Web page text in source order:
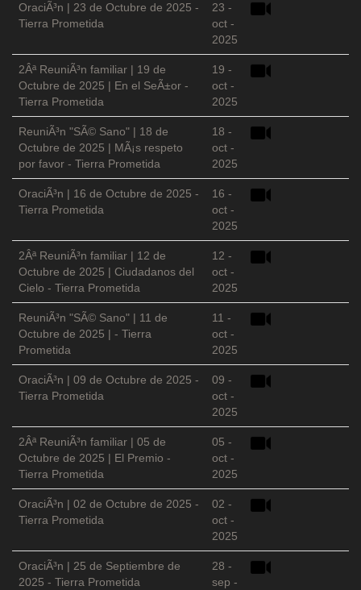
OraciÃ³n | 23 de Octubre de 2025 -
Tierra Prometida
23 -
oct -
2025
2Âª ReuniÃ³n familiar | 19 de
Octubre de 2025 | En el SeÃ±or -
Tierra Prometida
19 -
oct -
2025
ReuniÃ³n "SÃ© Sano" | 18 de
Octubre de 2025 | MÃ¡s respeto
por favor - Tierra Prometida
18 -
oct -
2025
OraciÃ³n | 16 de Octubre de 2025 -
Tierra Prometida
16 -
oct -
2025
2Âª ReuniÃ³n familiar | 12 de
Octubre de 2025 | Ciudadanos del
Cielo - Tierra Prometida
12 -
oct -
2025
ReuniÃ³n "SÃ© Sano" | 11 de
Octubre de 2025 | - Tierra
Prometida
11 -
oct -
2025
OraciÃ³n | 09 de Octubre de 2025 -
Tierra Prometida
09 -
oct -
2025
2Âª ReuniÃ³n familiar | 05 de
Octubre de 2025 | El Premio -
Tierra Prometida
05 -
oct -
2025
OraciÃ³n | 02 de Octubre de 2025 -
Tierra Prometida
02 -
oct -
2025
OraciÃ³n | 25 de Septiembre de
2025 - Tierra Prometida
28 -
sep -